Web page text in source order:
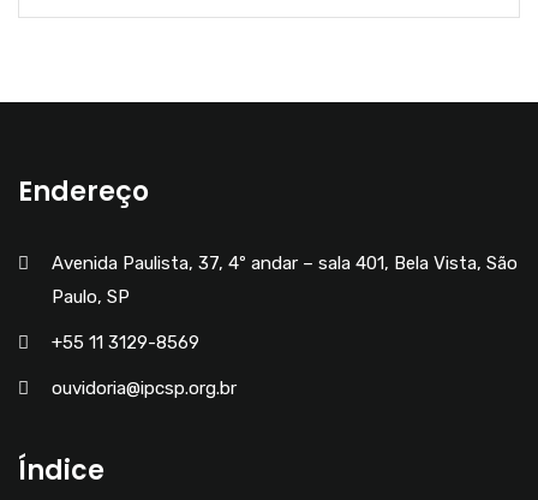
Endereço
Avenida Paulista, 37, 4º andar – sala 401, Bela Vista, São
Paulo, SP
+55 11 3129-8569
ouvidoria@ipcsp.org.br
Índice